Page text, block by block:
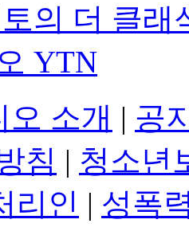
의 더 클래
YTN
소개 | 공
침 | 청소년
리인 | 성폭